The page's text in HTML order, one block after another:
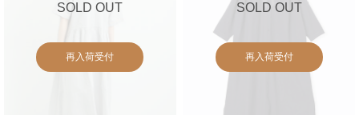
SOLD OUT
再入荷受付
SOLD OUT
再入荷受付